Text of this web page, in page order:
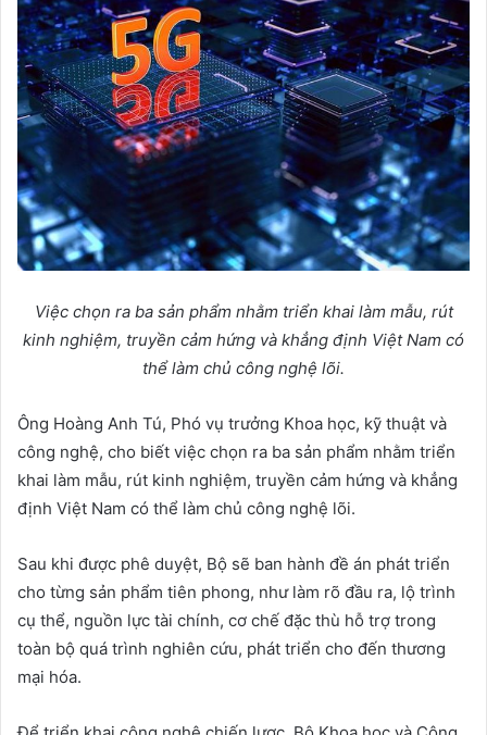
Việc chọn ra ba sản phẩm nhằm triển khai làm mẫu, rút
kinh nghiệm, truyền cảm hứng và khẳng định Việt Nam có
thểlàm chủ công nghệ lõi.
Ông Hoàng Anh Tú, Phó vụ trưởng Khoa học, kỹ thuật và
công nghệ, cho biết việc chọn ra ba sản phẩm nhằm triển
khai làm mẫu, rút kinh nghiệm, truyền cảm hứng và khẳng
định Việt Nam có thể làm chủ công nghệ lõi.
Sau khi được phê duyệt, Bộ sẽ ban hành đề án phát triển
cho từng sản phẩm tiên phong, như làm rõ đầu ra, lộ trình
cụ thể, nguồn lực tài chính, cơ chế đặc thù hỗ trợ trong
toàn bộ quá trình nghiên cứu, phát triển cho đến thương
mại hóa.